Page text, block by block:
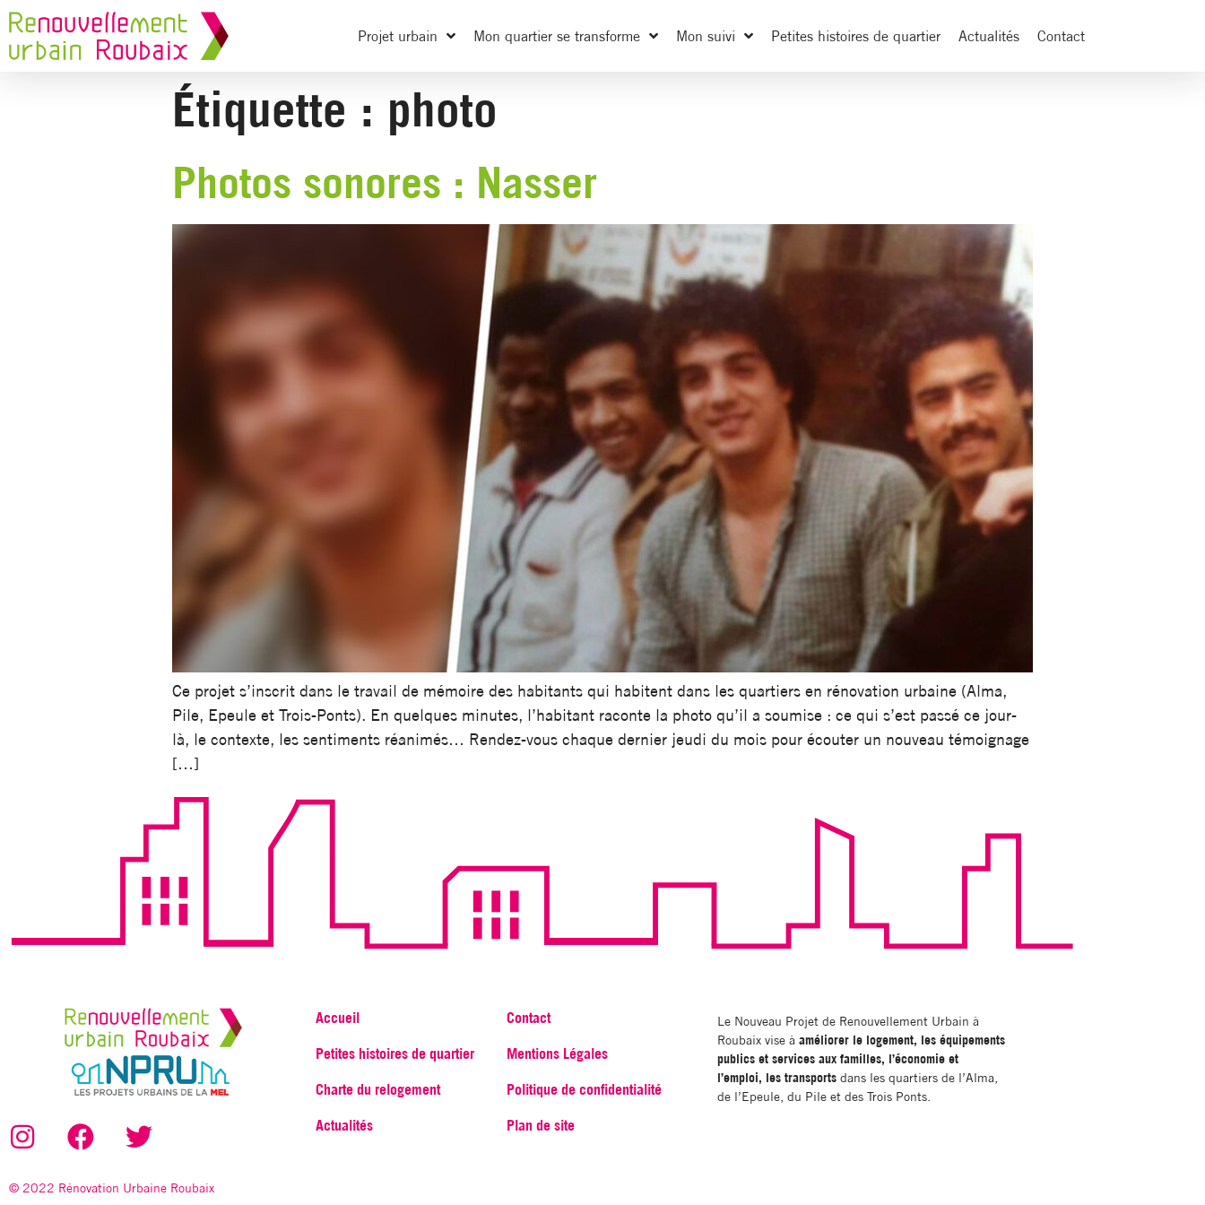
Projet urbain Mon quartier se transforme Mon suivi Petites histoires de quartier Actualités Contact
Étiquette : photo
Photos sonores : Nasser
Ce projet s’inscrit dans le travail de mémoire des habitants qui habitent dans les quartiers en rénovation urbaine (Alma,
Pile, Epeule et Trois-Ponts). En quelques minutes, l’habitant raconte la photo qu’il a soumise : ce qui s’est passé ce jour-
là, le contexte, les sentiments réanimés… Rendez-vous chaque dernier jeudi du mois pour écouter un nouveau témoignage
[…]
© 2022 Rénovation Urbaine Roubaix
Accueil
Petites histoires de quartier
Charte du relogement
Actualités
Contact
Mentions Légales
Politique de confidentialité
Plan de site
Le Nouveau Projet de Renouvellement Urbain à
Roubaix vise àaméliorer le logement, les équipements
publics et services aux familles, l’économie et
l’emploi, les transports dans les quartiers de l’Alma,
de l’Epeule, du Pile et des Trois Ponts.